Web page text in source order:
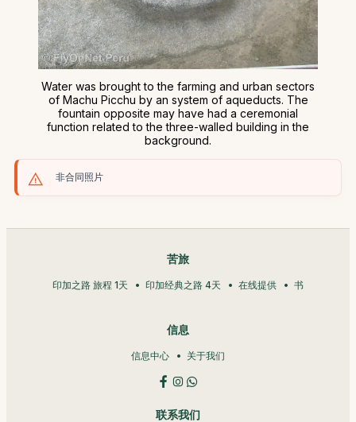
Water was brought to the farming and urban sectors
of Machu Picchu by an system of aqueducts. The
fountain opposite may have had a ceremonial
function related to the three-walled building in the
background.
非合同照片
苦旅
印加之路 旅程 1天 印加经典之路 4天 在线提供 书
信息
信息中心 关于我们
联系我们